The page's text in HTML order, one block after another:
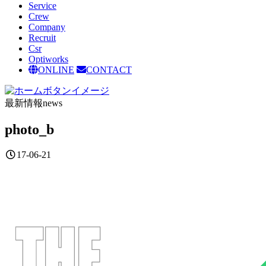
Service
Crew
Company
Recruit
Csr
Optiworks
ONLINE
CONTACT
最新情報news
photo_b
17-06-21